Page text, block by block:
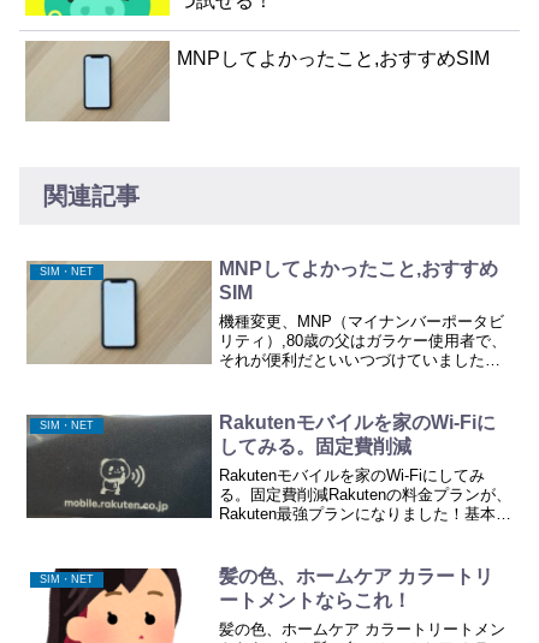
MNPしてよかったこと,おすすめSIM
関連記事
SIM・NET
MNPしてよかったこと,おすすめ
SIM
機種変更、MNP（マイナンバーポータビ
リティ）,80歳の父はガラケー使用者で、
それが便利だといいつづけていました
れたものに利便性を感じたようで、た...
SIM・NET
Rakutenモバイルを家のWi-Fiに
してみる。固定費削減
Rakutenモバイルを家のWi-Fiにしてみ
る。固定費削減Rakutenの料金プランが、
Rakuten最強プランになりました！基本の
別）使わなければ、3G...
SIM・NET
髪の色、ホームケア カラートリ
ートメントならこれ！
髪の色、ホームケア カラートリートメン